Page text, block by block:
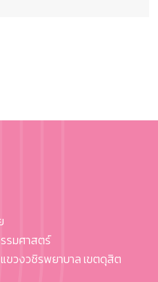
รมศาสตร์
ขวงวชิรพยาบาล เขตดุสิต